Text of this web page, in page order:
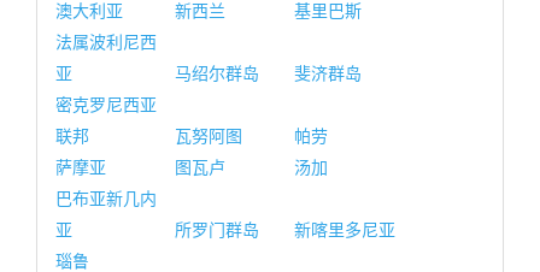
澳大利亚 新西兰
基里巴斯
法属波利尼西
亚
马绍尔群岛
斐济群岛
密克罗尼西亚
联邦
瓦努阿图
帕劳
萨摩亚
图瓦卢
汤加
巴布亚新几内
亚
所罗门群岛
新喀里多尼亚
瑙鲁